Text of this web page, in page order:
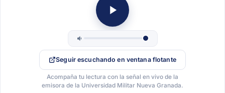
Seguir escuchando en ventana flotante
Acompaña tu lectura con la señal en vivo de la
emisora de la Universidad Militar Nueva Granada.